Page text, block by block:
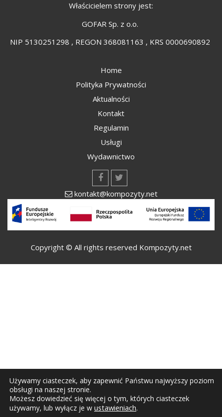
Właścicielem strony jest:
GOFAR Sp. z o.o.
NIP 5130251298 , REGON 368081163 , KRS 0000690892
Home
Polityka Prywatności
Aktualności
Kontakt
Regulamin
Usługi
Wydawnictwo
kontakt@kompozyty.net
Copyright © All rights reserved Kompozyty.net
Używamy ciasteczek, aby zapewnić Państwu najwyższy poziom
obsługi na naszej stronie.
Możesz dowiedzieć się więcej o tym, których ciasteczek
używamy, lub wyłącz je w ustawieniach.